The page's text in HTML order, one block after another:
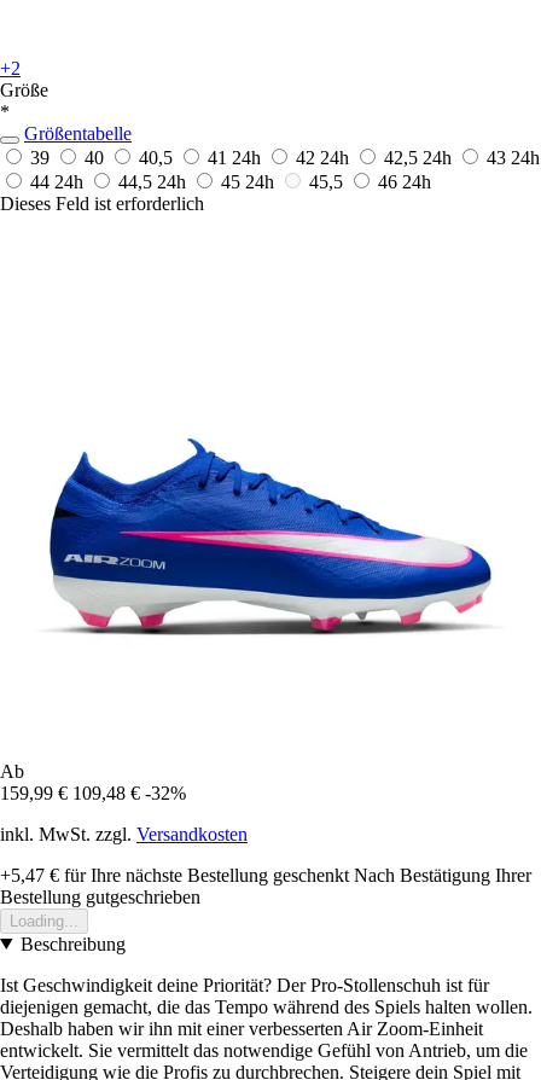
+2
Größe
*
Größentabelle
39
40 40,5 41 24h 42 24h 42,5 24h 43 24h
44 24h 44,5 24h 45 24h 45,5 46 24h
Dieses Feld ist erforderlich
Ab
159,99 € 109,48 € -32%
inkl. MwSt. zzgl. Versandkosten
+5,47 € für Ihre nächste Bestellung geschenkt Nach Bestätigung Ihrer
Bestellung gutgeschrieben
Loading...
Beschreibung
Ist Geschwindigkeit deine Priorität? Der Pro-Stollenschuh ist für
diejenigen gemacht, die das Tempo während des Spiels halten wollen.
Deshalb haben wir ihn mit einer verbesserten Air Zoom-Einheit
entwickelt. Sie vermittelt das notwendige Gefühl von Antrieb, um die
Verteidigung wie die Profis zu durchbrechen. Steigere dein Spiel mit